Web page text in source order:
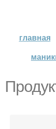
главная